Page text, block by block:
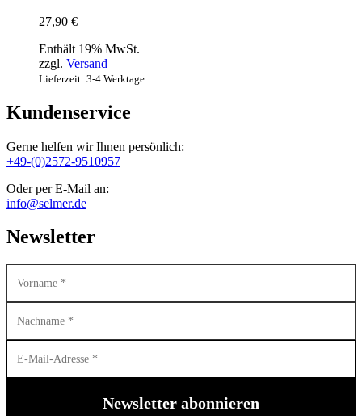
27,90 €
Enthält 19% MwSt.
zzgl. Versand
Lieferzeit: 3-4 Werktage
Kundenservice
Gerne helfen wir Ihnen persönlich:
+49-(0)2572-9510957
Oder per E-Mail an:
info@selmer.de
Newsletter